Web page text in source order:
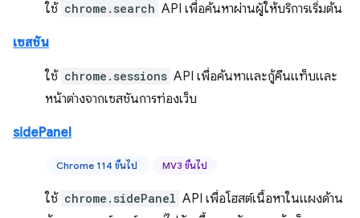
ใช้ chrome.search API เพื่อค้นหาผ่านผู้ให้บริการเริ่มต้น
เซสชัน
ใช้ chrome.sessions API เพื่อค้นหาและกู้คืนแท็บและ
หน้าต่างจากเซสชันการท่องเว็บ
sidePanel
Chrome 114 ขึ้นไป MV3 ขึ้นไป
ใช้ chrome.sidePanel API เพื่อโฮสต์เนื้อหาในแผงด้าน